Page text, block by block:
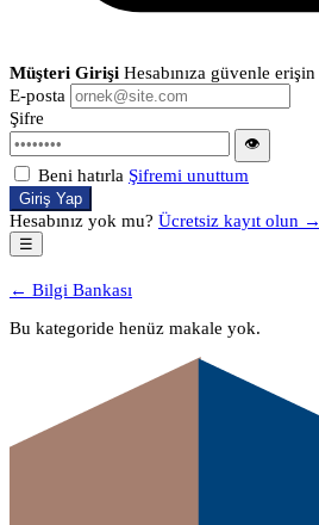
Müşteri Girişi Hesabınıza güvenle erişin
E-posta
Şifre
👁
Beni hatırla Şifremi unuttum
Giriş Yap
Hesabınız yok mu? Ücretsiz kayıt olun →
☰
← Bilgi Bankası
Bu kategoride henüz makale yok.